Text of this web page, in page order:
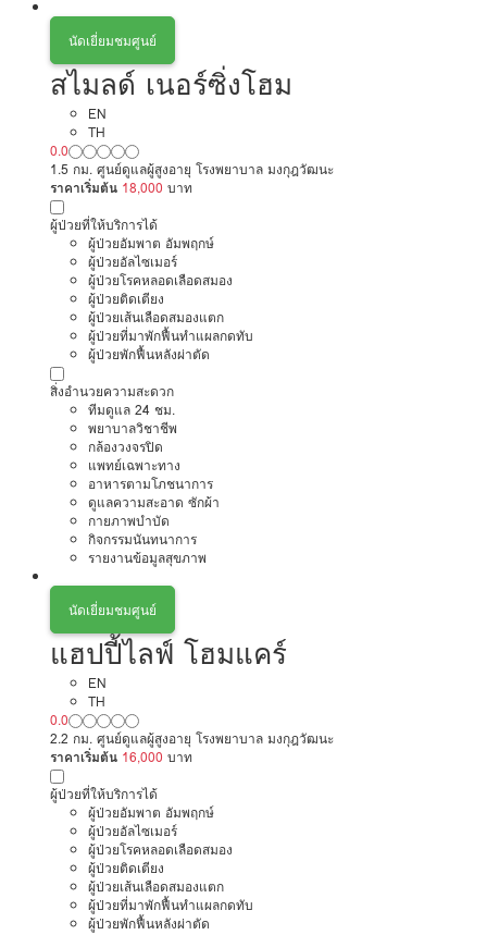
นัดเยี่ยมชมศูนย์
สไมลด์ เนอร์ซิ่งโฮม
EN
TH
0.0
1.5 กม. ศูนย์ดูแลผู้สูงอายุ โรงพยาบาล มงกุฎวัฒนะ
ราคาเริ่มต้น 18,000 บาท
ผู้ป่วยที่ให้บริการได้
ผู้ป่วยอัมพาต อัมพฤกษ์
ผู้ป่วยอัลไซเมอร์
ผู้ป่วยโรคหลอดเลือดสมอง
ผู้ป่วยติดเตียง
ผู้ป่วยเส้นเลือดสมองแตก
ผู้ป่วยที่มาพักฟื้นทำแผลกดทับ
ผู้ป่วยพักฟื้นหลังผ่าตัด
สิ่งอำนวยความสะดวก
ทีมดูแล 24 ชม.
พยาบาลวิชาชีพ
กล้องวงจรปิด
แพทย์เฉพาะทาง
อาหารตามโภชนาการ
ดูแลความสะอาด ซักผ้า
กายภาพบำบัด
กิจกรรมนันทนาการ
รายงานข้อมูลสุขภาพ
นัดเยี่ยมชมศูนย์
แฮปปี้ไลฟ์ โฮมแคร์
EN
TH
0.0
2.2 กม. ศูนย์ดูแลผู้สูงอายุ โรงพยาบาล มงกุฎวัฒนะ
ราคาเริ่มต้น 16,000 บาท
ผู้ป่วยที่ให้บริการได้
ผู้ป่วยอัมพาต อัมพฤกษ์
ผู้ป่วยอัลไซเมอร์
ผู้ป่วยโรคหลอดเลือดสมอง
ผู้ป่วยติดเตียง
ผู้ป่วยเส้นเลือดสมองแตก
ผู้ป่วยที่มาพักฟื้นทำแผลกดทับ
ผู้ป่วยพักฟื้นหลังผ่าตัด